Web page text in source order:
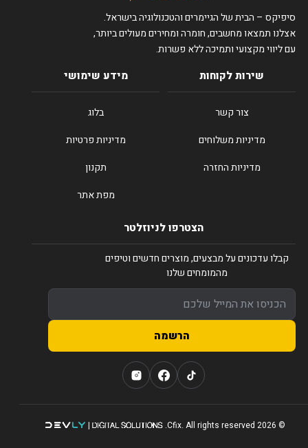
סיפיקס – הבית של הגיימרים והטכנולוגיה בישראל.
אצלנו תמצאו מחשבים, חומרה ומחירים מעולים ביותר,
עם ליווי מקצועי ותמיכה ללא פשרות.
שירות לקוחות
צור קשר
מדיניות משלוחים
מדיניות החזרה
מידע שימושי
בלוג
מדיניות פרטיות
תקנון
מפת אתר
הצטרפו לניוזלטר
קבלו עדכונים על מבצעים, מוצרים חדשים וטיפים
מהמומחים שלנו
הרשמה
© 2026 Cfix. All rights reserved.